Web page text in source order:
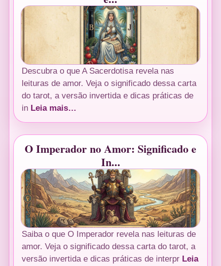
Descubra o que A Sacerdotisa revela nas
leituras de amor. Veja o significado dessa carta
do tarot, a versão invertida e dicas práticas de
in Leia mais…
O Imperador no Amor: Significado e
In...
Saiba o que O Imperador revela nas leituras de
amor. Veja o significado dessa carta do tarot, a
versão invertida e dicas práticas de interpr Leia